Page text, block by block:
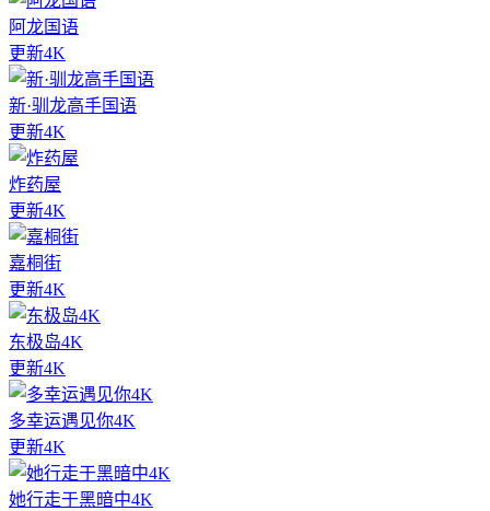
阿龙国语
更新4K
新·驯龙高手国语
更新4K
炸药屋
更新4K
嘉桐街
更新4K
东极岛4K
更新4K
多幸运遇见你4K
更新4K
她行走于黑暗中4K